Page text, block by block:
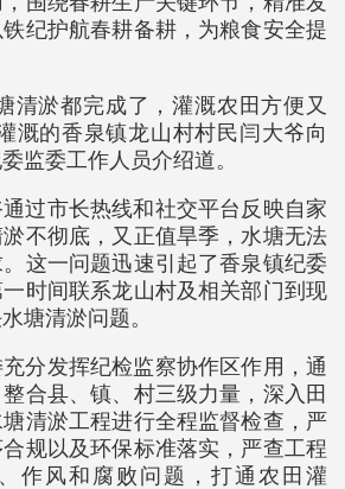
纪护航春耕备耕，为粮食安全提
清淤都完成了，灌溉农田方便又
溉的香泉镇龙山村村民闫大爷向
监委工作人员介绍道。
通过市长热线和社交平台反映自家
不彻底，又正值旱季，水塘无法
这一问题迅速引起了香泉镇纪委
时间联系龙山村及相关部门到现
塘清淤问题。
分发挥纪检监察协作区作用，通
合县、镇、村三级力量，深入田
清淤工程进行全程监督检查，严
规以及环保标准落实，严查工程
作风和腐败问题，打通农田灌